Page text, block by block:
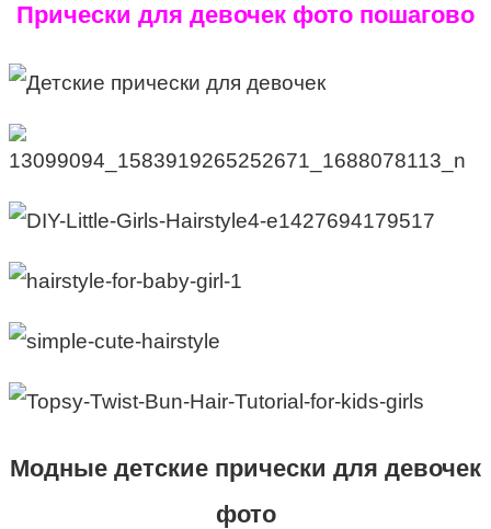
Прически для девочек фото пошагово
Модные детские прически для девочек
фото